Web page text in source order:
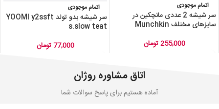
اتمام موجودی
سر شیشه 2 عددی مانچکین در
سایزهای مختلف Munchkin
255,000تومان
اتمام موجودی
سر شیشه بدو تولد YOOMI y2ssft
s.slow teat
77,000تومان
اتاق مشاوره روژان
آماده هستیم برای پاسخ سوالات شما